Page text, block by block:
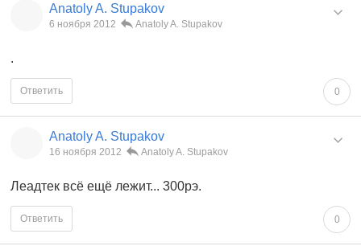
Anatoly A. Stupakov
6 ноября 2012 Anatoly A. Stupakov
.
0
Ответить
Anatoly A. Stupakov
16 ноября 2012 Anatoly A. Stupakov
Леадтек всё ещё лежит... 300рэ.
0
Ответить